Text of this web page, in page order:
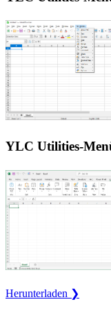
YLC Utilities-
Herunterladen ❯